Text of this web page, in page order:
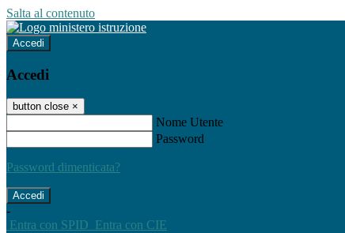
Salta al contenuto
Accedi
Accedi
button close ×
Nome Utente
Password
Password dimenticata?
-
Entra con SPID Entra con CIE